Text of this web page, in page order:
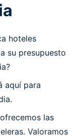
hoteles
su presupuesto
aquí para
las
Valoramos